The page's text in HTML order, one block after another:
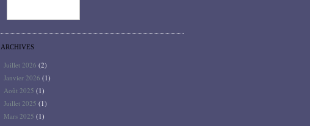
ARCHIVES
Juillet 2026 (2)
Janvier 2026 (1)
Août 2025 (1)
Juillet 2025 (1)
Mars 2025 (1)